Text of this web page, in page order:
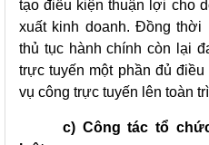
tạo điều kiện thuận lợi cho
xuất kinh doanh. Đồng thời
thủ tục hành chính còn lại
trực tuyến một phần đủ
vụ công trực tuyến lên toàn
c) Công tác tổ